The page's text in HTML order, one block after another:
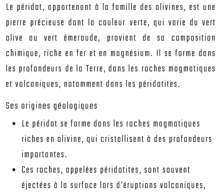
Le péridot, appartenant à la famille des olivines, est une
pierre précieuse dont la couleur verte, qui varie du vert
olive au vert émeraude, provient de sa composition
chimique, riche en fer et en magnésium. Il se forme dans
les profondeurs de la Terre, dans les roches magmatiques
et volcaniques, notamment dans les péridotites.
Ses origines géologiques
Le péridot se forme dans les roches magmatiques
riches en olivine, qui cristallisent à des profondeurs
importantes.
Ces roches, appelées péridotites, sont souvent
éjectées à la surface lors d’éruptions volcaniques,